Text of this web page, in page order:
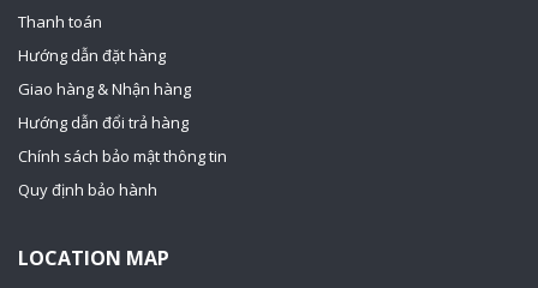
Thanh toán
Hướng dẫn đặt hàng
Giao hàng & Nhận hàng
Hướng dẫn đổi trả hàng
Chính sách bảo mật thông tin
Quy định bảo hành
LOCATION MAP